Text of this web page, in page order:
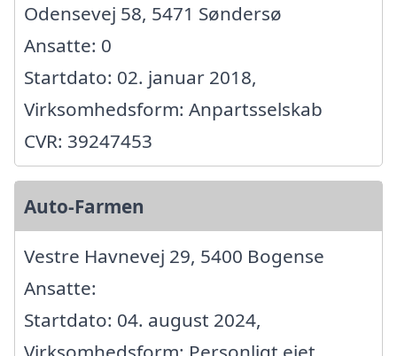
Odensevej 58, 5471 Søndersø
Ansatte: 0
Startdato: 02. januar 2018,
Virksomhedsform: Anpartsselskab
CVR: 39247453
Auto-Farmen
Vestre Havnevej 29, 5400 Bogense
Ansatte:
Startdato: 04. august 2024,